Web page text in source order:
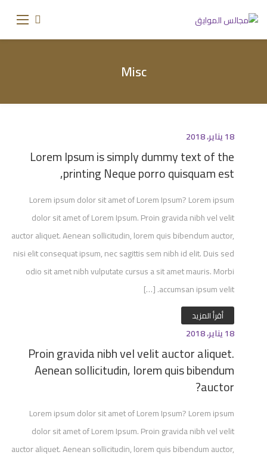
Misc
18 يناير، 2018
Lorem Ipsum is simply dummy text of the
printing Neque porro quisquam est,
Lorem ipsum dolor sit amet of Lorem Ipsum? Lorem ipsum
dolor sit amet of Lorem Ipsum. Proin gravida nibh vel velit
auctor aliquet. Aenean sollicitudin, lorem quis bibendum auctor,
nisi elit consequat ipsum, nec sagittis sem nibh id elit. Duis sed
odio sit amet nibh vulputate cursus a sit amet mauris. Morbi
accumsan ipsum velit. […]
أقرأ المزيد
18 يناير، 2018
Proin gravida nibh vel velit auctor aliquet.
Aenean sollicitudin, lorem quis bibendum
auctor?
Lorem ipsum dolor sit amet of Lorem Ipsum? Lorem ipsum
dolor sit amet of Lorem Ipsum. Proin gravida nibh vel velit
auctor aliquet. Aenean sollicitudin, lorem quis bibendum auctor,